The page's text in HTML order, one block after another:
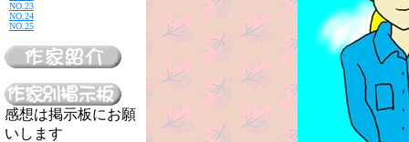
NO.23
NO.24
NO.25
感想は掲示板にお願
いします